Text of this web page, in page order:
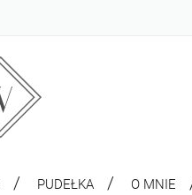
PUDEŁKA O MNIE